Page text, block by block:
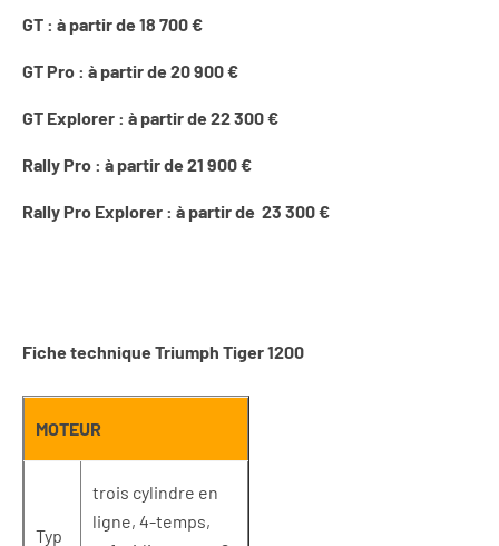
GT : à partir de 18 700 €
GT Pro : à partir de 20 900 €
GT Explorer : à partir de 22 300 €
Rally Pro : à partir de 21 900 €
Rally Pro Explorer : à partir de 23 300 €
Fiche technique Triumph Tiger 1200
MOTEUR
Typ
trois cylindre en
ligne, 4-temps,